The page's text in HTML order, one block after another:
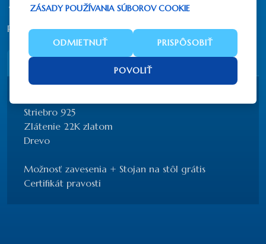
Počet hodnotení: 0/Napísať recenziu
Popis
Striebro 925
Zlátenie 22K zlatom
Drevo
Možnosť zavesenia + Stojan na stôl grátis
Certifikát pravosti
ZÁSADY POUŽÍVANIA SÚBOROV COOKIE
ODMIETNUŤ PRISPÔSOBIŤ
POVOLIŤ